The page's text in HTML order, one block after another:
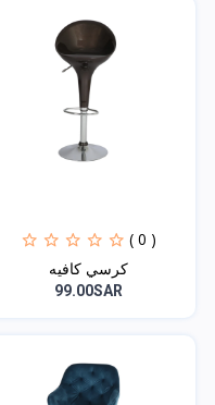
( 0 )
كرسي كافيه
99.00SAR